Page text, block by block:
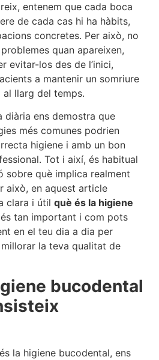
entenem que cada boca
de cada cas hi ha hàbits,
concretes. Per això, no
quan apareixen,
evitar-los des de l’inici,
a mantenir un somriure
llarg del temps.
diària ens demostra que
més comunes podrien
higiene i amb un bon
Tot i així, és habitual
sobre què implica realment
això, en aquest article
clara i útil què és la higiene
tan important i com pots
en el teu dia a dia per
la teva qualitat de
bucodental
la higiene bucodental, ens